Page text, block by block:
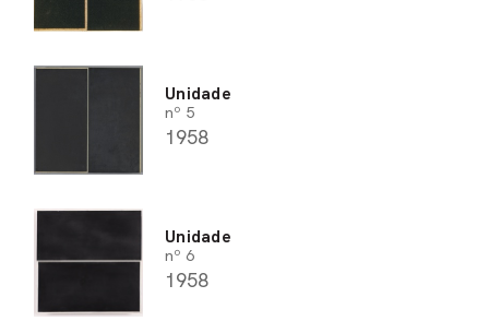
Unidade
nº 5
1958
Unidade
nº 6
1958